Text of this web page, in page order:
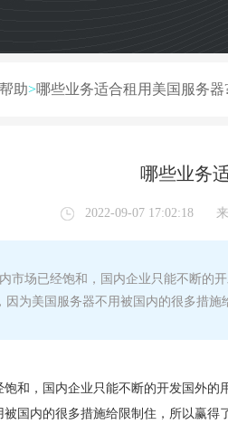
助>哪些业务适合租用美国服务器
哪些业务
2022-09-07 17:02:18
场已经饱和，国内企业只能不断的
因为美国服务器不用被国内的很多措
饱和，国内企业只能不断的开发国外
被国内的很多措施给限制住，所以赢得